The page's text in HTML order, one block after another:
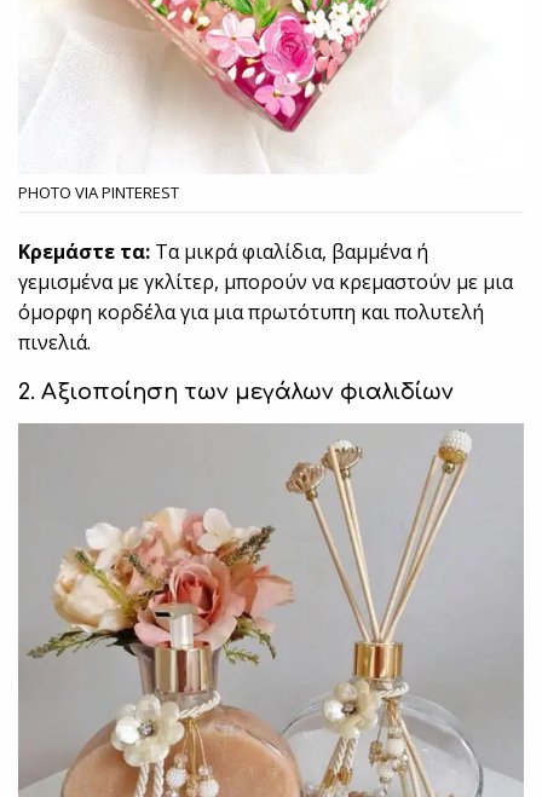
PHOTO VIA PINTEREST
Κρεμάστε τα: Τα μικρά φιαλίδια, βαμμένα ή
γεμισμένα με γκλίτερ, μπορούν να κρεμαστούν με μια
όμορφη κορδέλα για μια πρωτότυπη και πολυτελή
πινελιά.
2. Αξιοποίηση των μεγάλων φιαλιδίων